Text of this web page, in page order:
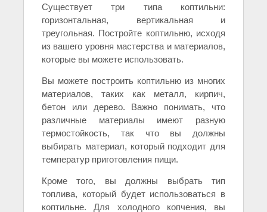
Существует три типа коптильни:
горизонтальная, вертикальная и
треугольная. Постройте коптильню, исходя
из вашего уровня мастерства и материалов,
которые вы можете использовать.
Вы можете построить коптильню из многих
материалов, таких как металл, кирпич,
бетон или дерево. Важно понимать, что
различные материалы имеют разную
термостойкость, так что вы должны
выбирать материал, который подходит для
температур приготовления пищи.
Кроме того, вы должны выбрать тип
топлива, который будет использоваться в
коптильне. Для холодного копчения, вы